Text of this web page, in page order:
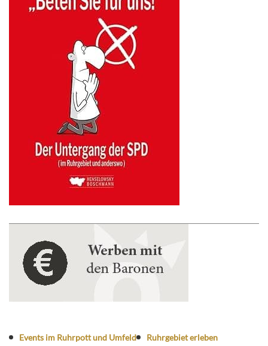
Events im Ruhrpott und Umfeld Ruhrgebiet erleben